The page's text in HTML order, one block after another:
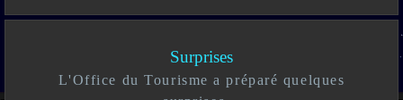
Surprises
L'Office du Tourisme a préparé quelques